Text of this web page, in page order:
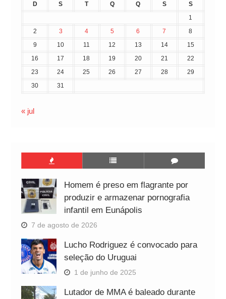
D S T Q Q S
S
1
2
3 4 5 6 7
8
9
10 11 12 13 14
15
16
17 18 19 20 21
22
23
24 25 26 27 28
29
30
31
« jul
Homem é preso em flagrante por
produzir e armazenar pornografia
infantil em Eunápolis
7 de agosto de 2026
Lucho Rodriguez é convocado para
seleção do Uruguai
1 de junho de 2025
Lutador de MMA é baleado durante